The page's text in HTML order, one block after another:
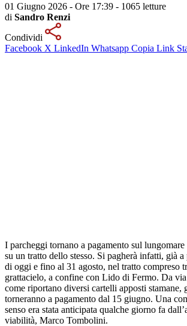
01 Giugno 2026 - Ore 17:39 - 1065 letture
di Sandro Renzi
Condividi
Facebook X LinkedIn Whatsapp Copia Link
I parcheggi tornano a pagamento sul
su un tratto dello stesso. Si pagherà infatti, già
di oggi e fino al 31 agosto, nel tratto compreso
grattacielo, a confine con Lido di Fermo. Da
come riportano diversi cartelli apposti stamane,
torneranno a pagamento dal 15 giugno. Una
senso era stata anticipata qualche giorno fa
viabilità, Marco Tombolini.